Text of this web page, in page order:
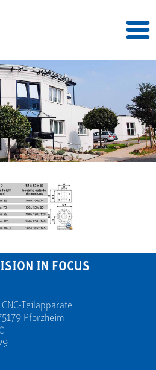
IN FOCUS
Teilapparate
Pforzheim